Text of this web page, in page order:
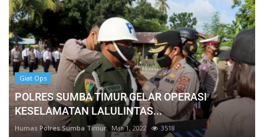
Giat Ops
POLRES SUMBA TIMUR GELAR OPERASI
KESELAMATAN LALULINTAS...
Humas Polres Sumba Timur Mar 1, 2022 3518